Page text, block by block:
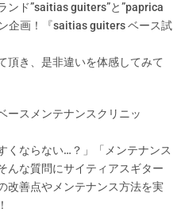
ンド”saitias guiters”と”paprica
企画！『saitias guiters ベース試
頂き、是非違いを体感してみて
ースメンテナンスクリニッ
くならない…？」「メンテナンス
んな質問にサイティアスギター
改善点やメンテナンス方法を実